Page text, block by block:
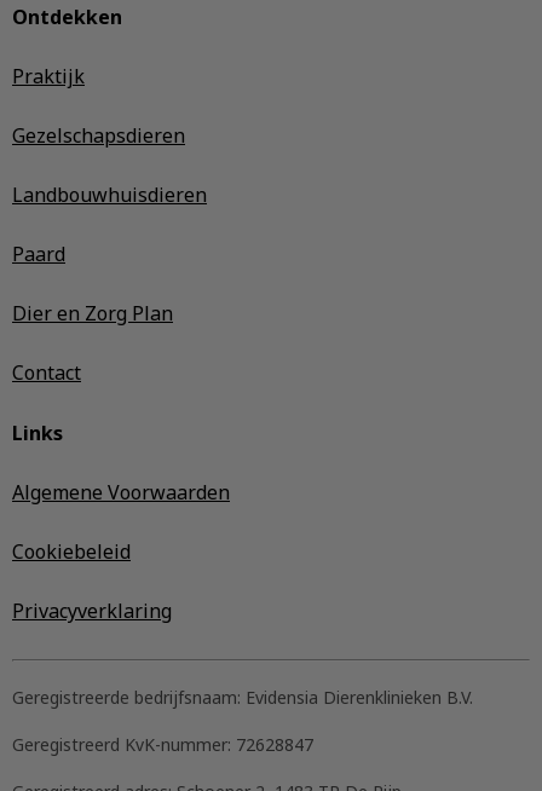
Ontdekken
Praktijk
Gezelschapsdieren
Landbouwhuisdieren
Paard
Dier en Zorg Plan
Contact
Links
Algemene Voorwaarden
Cookiebeleid
Privacyverklaring
Geregistreerde bedrijfsnaam: Evidensia Dierenklinieken B.V.
Geregistreerd KvK-nummer: 72628847